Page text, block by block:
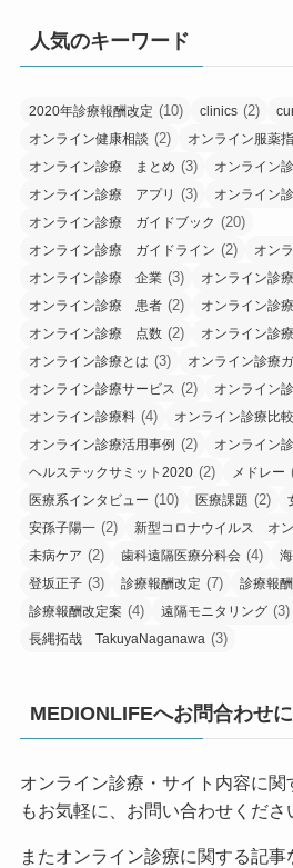
人気のキーワード
2020年診療報酬改定 (10) clinics (2)
オンライン健康相談 (2) オンライン服薬
オンライン診療 まとめ (3) オンライン
オンライン診療 アプリ (3) オンライン
オンライン診療 ガイドブック (20)
オンライン診療 ガイドライン (2) オン
オンライン診療 企業 (3) オンライン診
オンライン診療 患者 (2) オンライン診
オンライン診療 点数 (2) オンライン診
オンライン診療とは (3) オンライン診療
オンライン診療サービス (2) オンライン
オンライン診療料 (4) オンライン診療比較
オンライン診療活用事例 (2) オンライン
ヘルステックサミット2020 (2) メドレー
医療系インタビュー (10) 医療課題 (2)
安孫子陽一 (2) 新型コロナウイルス オ
未病ケア (2) 歯科遠隔医療分科会 (4)
登坂正子 (3) 診療報酬改定 (7) 診療報
診療報酬改定案 (4) 遠隔モニタリング (3)
長縄拓哉 TakuyaNaganawa (3)
MEDIONLIFEへお問合わせ
オンライン診療・サイト内容に
もお気軽に、お問い合わせくださ
またオンライン診療に関する記